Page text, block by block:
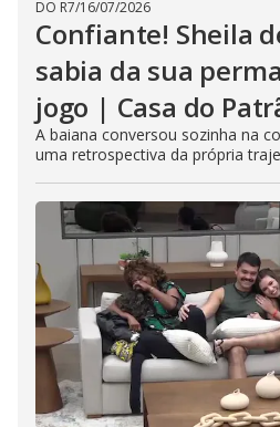
DO R7/16/07/2026
Confiante! Sheila
sabia da sua
jogo | Casa do
A baiana conversou sozinha na
uma retrospectiva da própria